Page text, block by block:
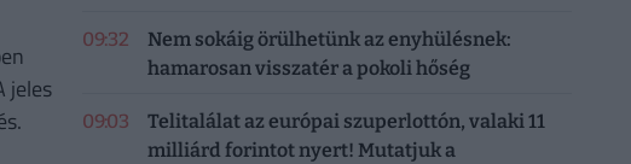
jeles
09:32
Nem sokáig örülhetünk az enyhülésnek:
hamarosan visszatér a pokoli hőség
09:03
Telitalálat az európai szuperlottón, valaki 11
milliárd forintot nyert! Mutatjuk a